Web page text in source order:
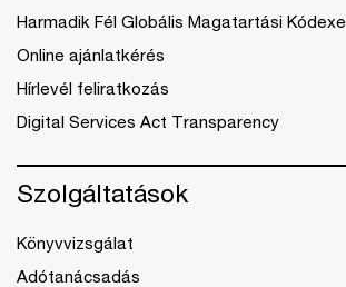
Harmadik Fél Globális Magatartási Kódexe
Online ajánlatkérés
Hírlevél feliratkozás
Digital Services Act Transparency
Szolgáltatások
Könyvvizsgálat
Adótanácsadás